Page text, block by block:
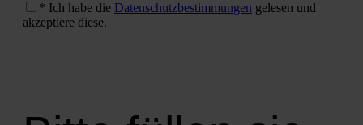
* Ich habe die Daten­schutz­be­stim­mun­gen gele­sen und
akzep­tie­re die­se.